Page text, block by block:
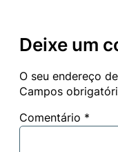
Deixe um
O seu endereço
Campos
Comentário *